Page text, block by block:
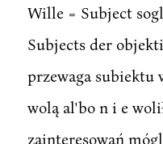
Wille = Subject
Subjects der
przewaga subiektu
wolą al'bo n i e
zainteresowań